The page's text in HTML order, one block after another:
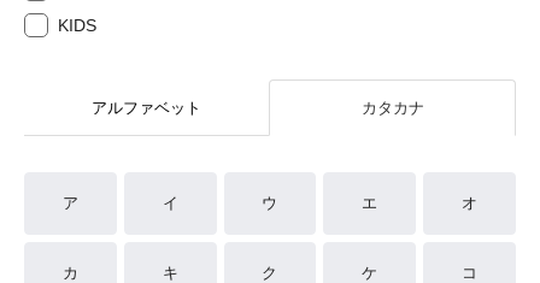
KIDS
アルファベット カタカナ
ア イ ウ エ オ
カ キ ク ケ コ